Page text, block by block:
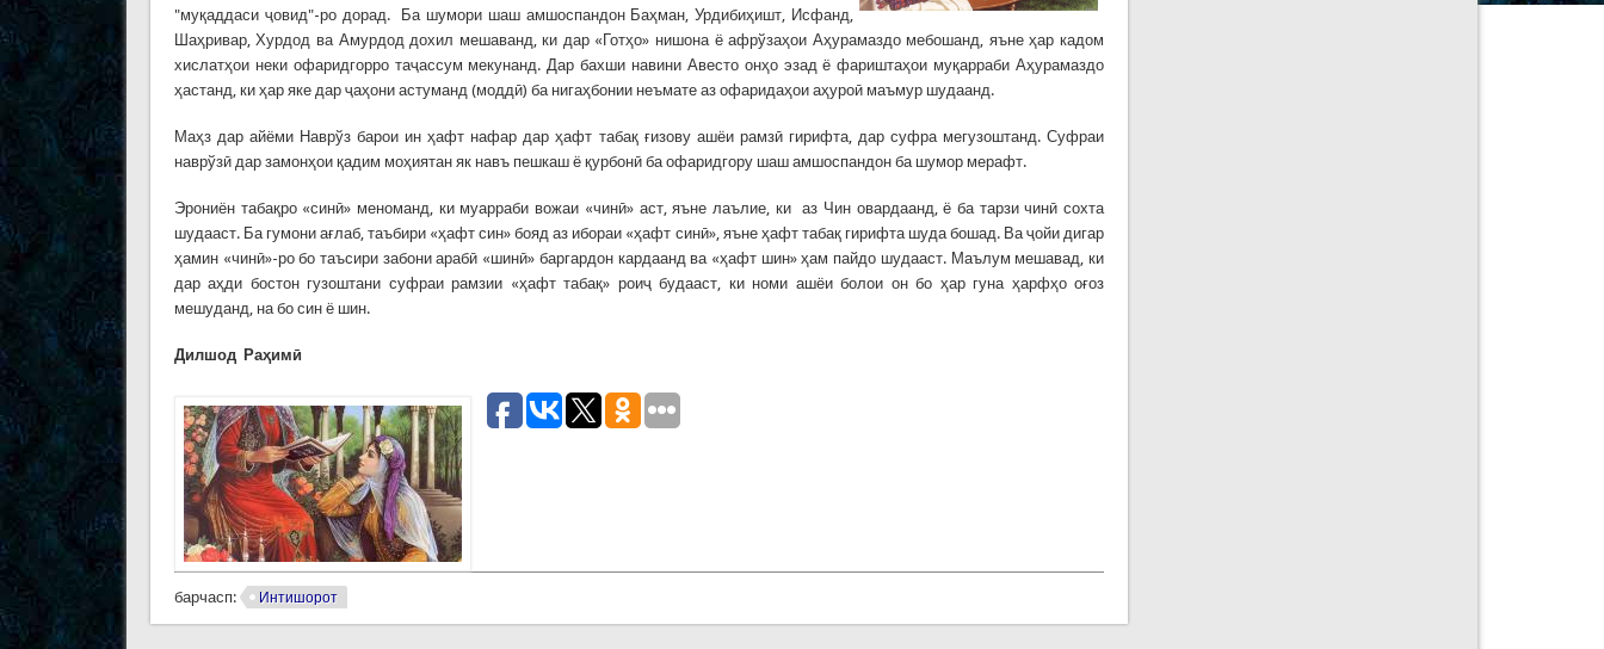
"муқаддаси ҷовид"-ро дорад. Ба шумори шаш амшоспандон Баҳман, Урдибиҳишт, Исфанд,
Шаҳривар, Хурдод ва Амурдод дохил мешаванд, ки дар «Готҳо» нишона ё афрўзаҳои Аҳурамаздо мебошанд, яъне ҳар кадом
хислатҳои неки офаридгорро таҷассум мекунанд. Дар бахши навини Авесто онҳо эзад ё фариштаҳои муқарраби Аҳурамаздо
ҳастанд, ки ҳар яке дар ҷаҳони астуманд (моддӣ) ба нигаҳбонии неъмате аз офаридаҳои аҳуроӣ маъмур шудаанд.
Маҳз дар айёми Наврўз барои ин ҳафт нафар дар ҳафт табақ ғизову ашёи рамзӣ гирифта, дар суфра мегузоштанд. Суфраи
наврўзӣ дар замонҳои қадим моҳиятан як навъ пешкаш ё қурбонӣ ба офаридгору шаш амшоспандон ба шумор мерафт.
Эрониён табақро «синӣ» меноманд, ки муарраби вожаи «чинӣ» аст, яъне лаълие, ки аз Чин овардаанд, ё ба тарзи чинӣ сохта
шудааст. Ба гумони ағлаб, таъбири «ҳафт син» бояд аз ибораи «ҳафт синӣ», яъне ҳафт табақ гирифта шуда бошад. Ва ҷойи дигар
ҳамин «чинӣ»-ро бо таъсири забони арабӣ «шинӣ» баргардон кардаанд ва «ҳафт шин» ҳам пайдо шудааст. Маълум мешавад, ки
дар аҳди бостон гузоштани суфраи рамзии «ҳафт табақ» роиҷ будааст, ки номи ашёи болои он бо ҳар гуна ҳарфҳо оғоз
мешуданд, на бо син ё шин.
Дилшод Раҳимӣ
барчасп: Интишорот